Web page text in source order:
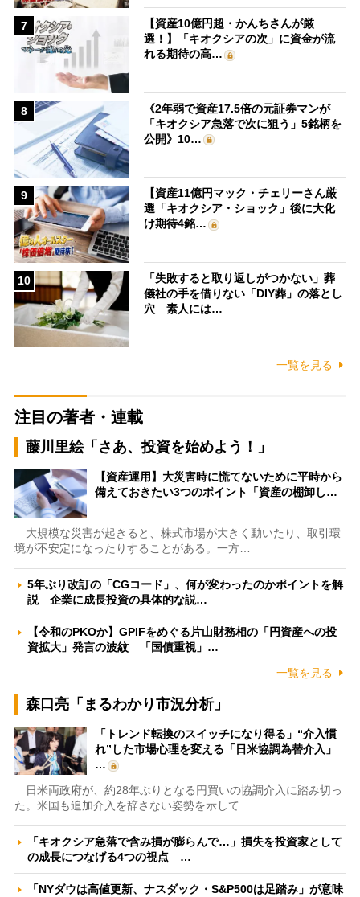
7
【資産10億円超・かんちさんが厳
選！】「キオクシアの次」に資金が流
れる期待の高…
8
《2年弱で資産17.5倍の元証券マンが
「キオクシア急落で次に狙う」5銘柄を
公開》10…
9
【資産11億円マック・チェリーさん厳
選「キオクシア・ショック」後に大化
け期待4銘…
10
「失敗すると取り返しがつかない」葬
儀社の手を借りない「DIY葬」の落とし
穴 素人には…
一覧を見る
注目の著者・連載
藤川里絵「さあ、投資を始めよう！」
【資産運用】大災害時に慌てないために平時から
備えておきたい3つのポイント「資産の棚卸し…
大規模な災害が起きると、株式市場が大きく動いたり、取引環
境が不安定になったりすることがある。一方…
5年ぶり改訂の「CGコード」、何が変わったのかポイントを解
説 企業に成長投資の具体的な説…
【令和のPKOか】GPIFをめぐる片山財務相の「円資産への投
資拡大」発言の波紋 「国債重視」…
一覧を見る
森口亮「まるわかり市況分析」
「トレンド転換のスイッチになり得る」“介入慣
れ”した市場心理を変える「日米協調為替介入」
…
日米両政府が、約28年ぶりとなる円買いの協調介入に踏み切っ
た。米国も追加介入を辞さない姿勢を示して…
「キオクシア急落で含み損が膨らんで…」損失を投資家として
の成長につなげる4つの視点 …
「NYダウは高値更新、ナスダック・S&P500は足踏み」が意味